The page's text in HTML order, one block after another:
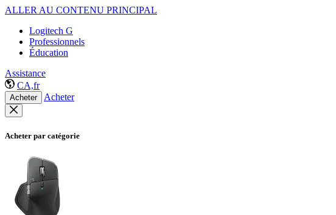
ALLER AU CONTENU PRINCIPAL
Logitech G
Professionnels
Éducation
Assistance
CA,fr
Acheter Acheter
Acheter par catégorie